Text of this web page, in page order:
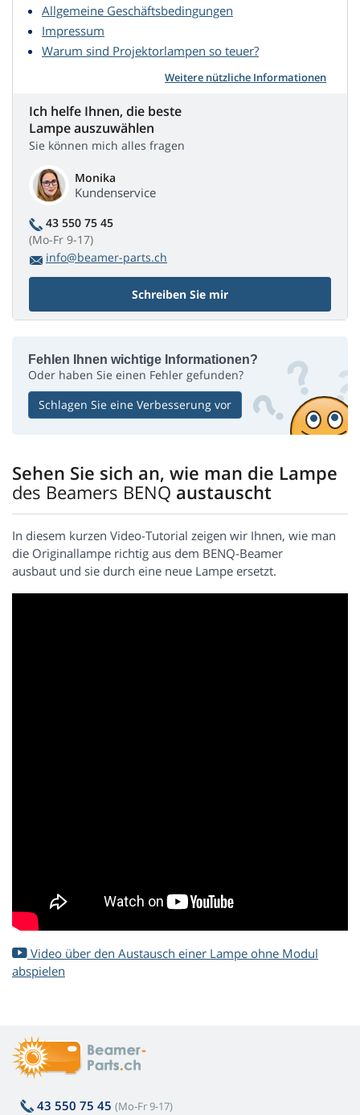
Allgemeine Geschäftsbedingungen
Impressum
Warum sind Projektorlampen so teuer?
Weitere nützliche Informationen
Ich helfe Ihnen, die beste
Lampe auszuwählen
Sie können mich alles fragen
Monika
Kundenservice
43 550 75 45
(Mo-Fr 9-17)
info@beamer-parts.ch
Schreiben Sie mir
Fehlen Ihnen wichtige Informationen?
Oder haben Sie einen Fehler gefunden?
Schlagen Sie eine Verbesserung vor
Sehen Sie sich an, wie man die Lampe
des Beamers BENQ austauscht
In diesem kurzen Video-Tutorial zeigen wir Ihnen, wie man
die Originallampe richtig aus dem BENQ-Beamer
ausbaut und sie durch eine neue Lampe ersetzt.
Video über den Austausch einer Lampe ohne Modul
abspielen
43 550 75 45 (Mo-Fr 9-17)